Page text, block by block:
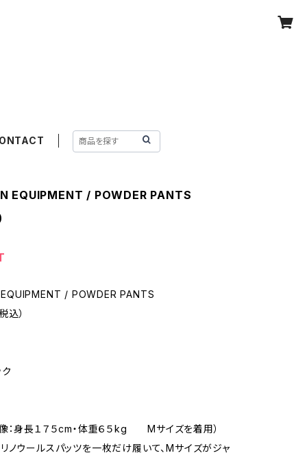
EQUIPMENT / POWDER PANTS
/ POWDER PANTS
込）
ク
身長１７５cm・体重６５kg Mサイズを着用）
ノウールスパッツを一枚だけ履いて、Mサイズがジャ